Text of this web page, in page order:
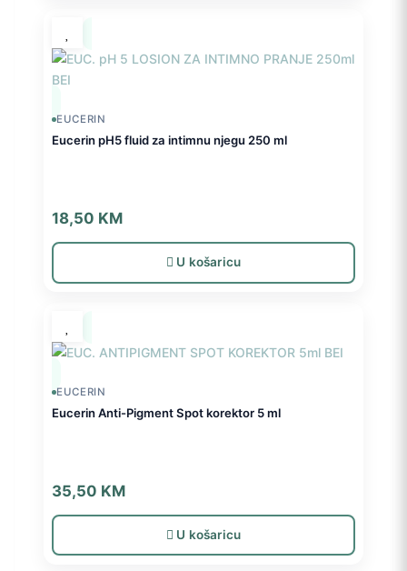
EUCERIN
Eucerin pH5 fluid za intimnu njegu 250 ml
18,50 KM
U košaricu
EUCERIN
Eucerin Anti-Pigment Spot korektor 5 ml
35,50 KM
U košaricu